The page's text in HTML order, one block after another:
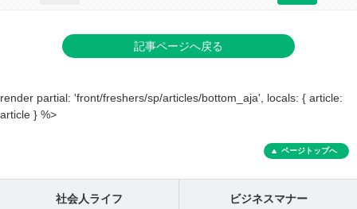
記事ページへ戻る
render partial: 'front/freshers/sp/articles/bottom_aja', locals: { article:
article } %>
ページトップへ
社会人ライフ ビジネスマナー